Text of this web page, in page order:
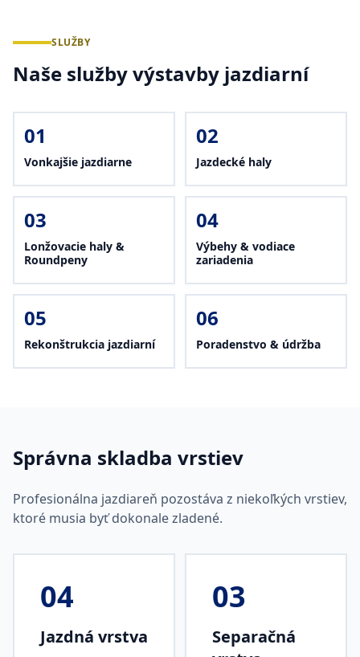
SLUŽBY
Naše služby výstavby jazdiarní
01
Vonkajšie jazdiarne
02
Jazdecké haly
03
Lonžovacie haly &
Roundpeny
04
Výbehy & vodiace
zariadenia
05
Rekonštrukcia jazdiarní
06
Poradenstvo & údržba
Správna skladba vrstiev
Profesionálna jazdiareň pozostáva z niekoľkých vrstiev,
ktoré musia byť dokonale zladené.
04
Jazdná vrstva
03
Separačná